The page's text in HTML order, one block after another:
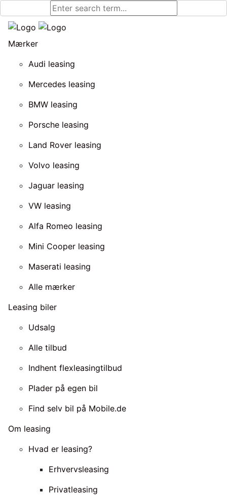
Mærker
Audi leasing
Mercedes leasing
BMW leasing
Porsche leasing
Land Rover leasing
Volvo leasing
Jaguar leasing
VW leasing
Alfa Romeo leasing
Mini Cooper leasing
Maserati leasing
Alle mærker
Leasing biler
Udsalg
Alle tilbud
Indhent flexleasingtilbud
Plader på egen bil
Find selv bil på Mobile.de
Om leasing
Hvad er leasing?
Erhvervsleasing
Privatleasing